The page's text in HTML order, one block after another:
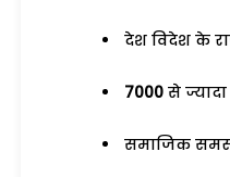
देश विदेश के
7000 से
समाजिक